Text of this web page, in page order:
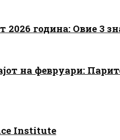
година: Овие 3
на февруари:
Institute